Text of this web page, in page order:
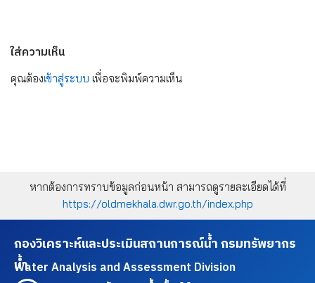
ใส่ความเห็น
คุณต้องเข้าสู่ระบบ เพื่อจะพิมพ์ความเห็น
หากต้องการทราบข้อมูลก่อนหน้า สามารถดูรายละเอียดได้ที่
https://oldmekhala.dwr.go.th/index.php
กองวิเคราะห์และประเมินสถานการณ์น้ำ กรมทรัพยากร
น้ำ
Water Analysis and Assessment Division